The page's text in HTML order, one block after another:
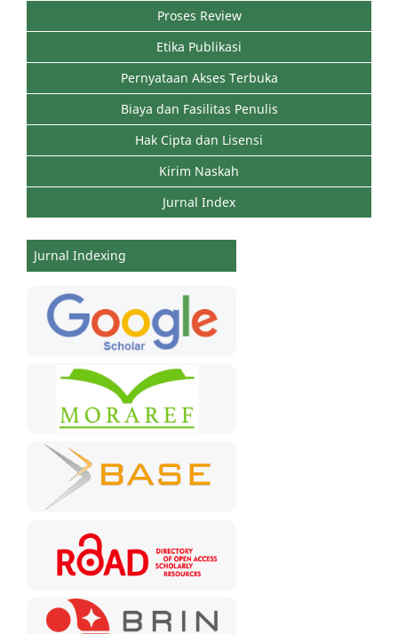
Proses Review
Etika Publikasi
Pernyataan Akses Terbuka
Biaya dan Fasilitas Penulis
Hak Cipta dan Lisensi
Kirim Naskah
Jurnal Index
Jurnal Indexing